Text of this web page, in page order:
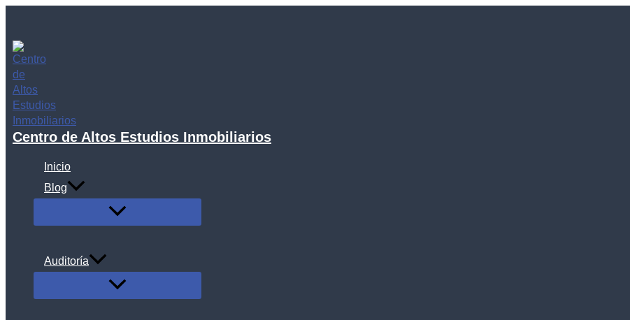
contenido
Centro de Altos Estudios Inmobiliarios
Inicio
Blog
ALTERNAR
Auditoría
ALTERNAR